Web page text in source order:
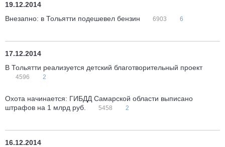
19.12.2014
Внезапно: в Тольятти подешевел бензин
6903 6
17.12.2014
В Тольятти реализуется детский благотворительный проект
4596 2
Охота начинается: ГИБДД Самарской области выписано
штрафов на 1 млрд руб.
5458 2
16.12.2014